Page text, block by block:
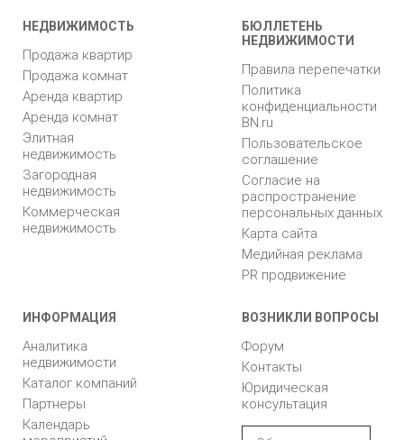
НЕДВИЖИМОСТЬ
Продажа квартир
Продажа комнат
Аренда квартир
Аренда комнат
Элитная
недвижимость
Загородная
недвижимость
Коммерческая
недвижимость
БЮЛЛЕТЕНЬ
НЕДВИЖИМОСТИ
Правила перепечатки
Политика
конфиденциальности
BN.ru
Пользовательское
соглашение
Согласие на
распространение
персональных данных
Карта сайта
Медийная реклама
PR продвижение
ИНФОРМАЦИЯ
Аналитика
недвижимости
Каталог компаний
Партнеры
Календарь
ВОЗНИКЛИ ВОПРОСЫ
Форум
Контакты
Юридическая
консультация